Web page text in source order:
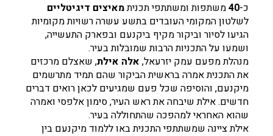
כ-40משתפות ומשתתפי תכניתמאיצים דיגיטליים
לשלטון המקומי העובדים בתשע עשרה רשויות מקומיות
הגיעו לסיור וביקור מקיף ביקנעם ובפארק התעשייה,
ושמעו על התכניות הרבות שמובלות בעיר.
מנהלת מפעם עמק יזרעאל, אלה אילת, שאצלם מרכזים
את התכנית אמרה בראשית הביקור שהם תמיד מתרשמים
מיקנעם, והוסיפה שכל פעם שמגיעים לכאן רואים דברים
חדשים. אילת שיבחה את ראש העיר, סימון אלפסי ואמרה
שהוא האחראי למהפכה שהתחוללה בעיר.
אילת ציינה שמשתתפי התכנית באו ללמוד מיקנעם בין